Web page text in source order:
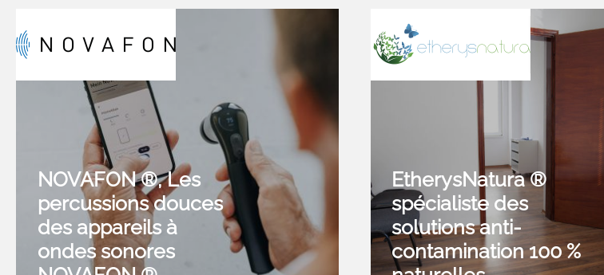
NOVAFON ®, Les
percussions douces
des appareils à
ondes sonores
EtherysNatura ®
spécialiste des
solutions anti-
contamination 100 %